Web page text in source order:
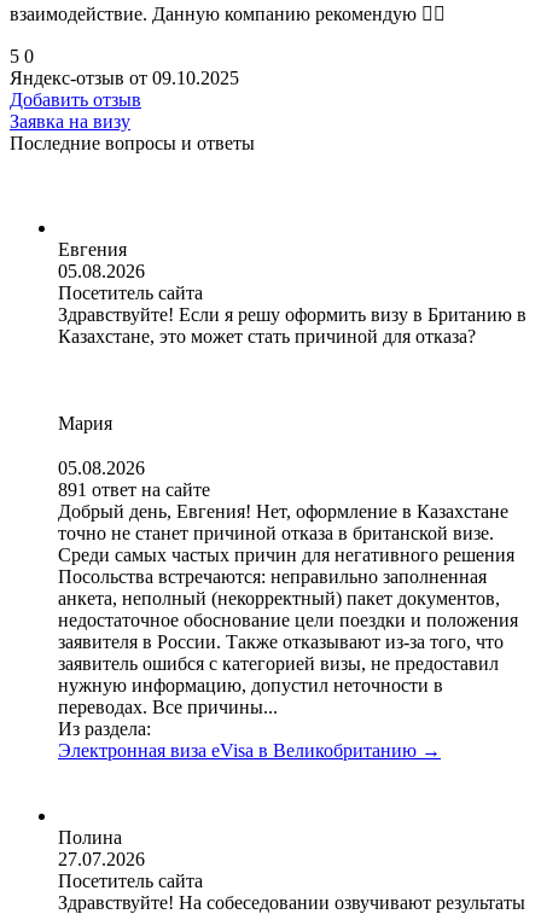
взаимодействие. Данную компанию рекомендую 👍🏻
5 0
Яндекс-отзыв от 09.10.2025
Добавить отзыв
Заявка на визу
Последние вопросы и ответы
Евгения
05.08.2026
Посетитель сайта
Здравствуйте! Если я решу оформить визу в Британию в
Казахстане, это может стать причиной для отказа?
Мария
05.08.2026
891 ответ на сайте
Добрый день, Евгения! Нет, оформление в Казахстане
точно не станет причиной отказа в британской визе.
Среди самых частых причин для негативного решения
Посольства встречаются: неправильно заполненная
анкета, неполный (некорректный) пакет документов,
недостаточное обоснование цели поездки и положения
заявителя в России. Также отказывают из-за того, что
заявитель ошибся с категорией визы, не предоставил
нужную информацию, допустил неточности в
переводах. Все причины...
Из раздела:
Электронная виза eVisa в Великобританию →
Полина
27.07.2026
Посетитель сайта
Здравствуйте! На собеседовании озвучивают результаты